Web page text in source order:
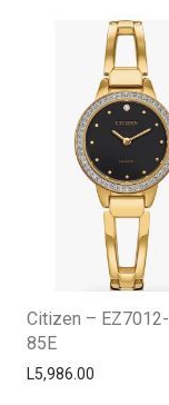
Citizen – EZ7012-
85E
L5,986.00